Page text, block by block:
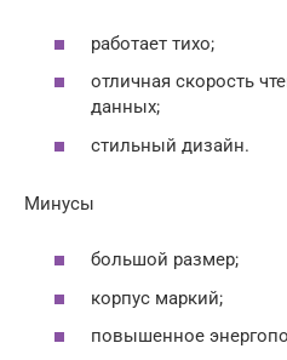
работает тихо;
отличная скорость
данных;
стильный дизайн.
Минусы
большой размер;
корпус маркий;
повышенное